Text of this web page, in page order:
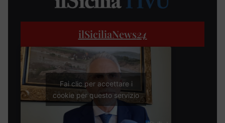
ilSiciliaNews24
Fai clic per accettare i
cookie per questo servizio